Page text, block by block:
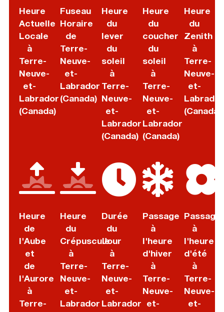
Heure
Actuelle
Locale
à
Terre-
Neuve-
et-
Labrador
(Canada)
Fuseau
Horaire
de
Terre-
Neuve-
et-
Labrador
(Canada)
Heure
du
lever
du
soleil
à
Terre-
Neuve-
et-
Labrador
(Canada)
Heure
du
coucher
du
soleil
à
Terre-
Neuve-
et-
Labrador
(Canada)
Heure
du
Zenith
à
Terre-
Neuve-
et-
Labrador
(Canada)
Heure
de
l'Aube
et
de
l'Aurore
à
Terre-
Heure
du
Crépuscule
à
Terre-
Neuve-
et-
Labrador
Durée
du
Jour
à
Terre-
Neuve-
et-
Labrador
Passage
à
l'heure
d'hiver
à
Terre-
Neuve-
et-
Passage
à
l'heure
d'été
à
Terre-
Neuve-
et-